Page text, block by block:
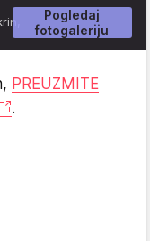
Pogledaj
fotogaleriju
PREUZMITE
.